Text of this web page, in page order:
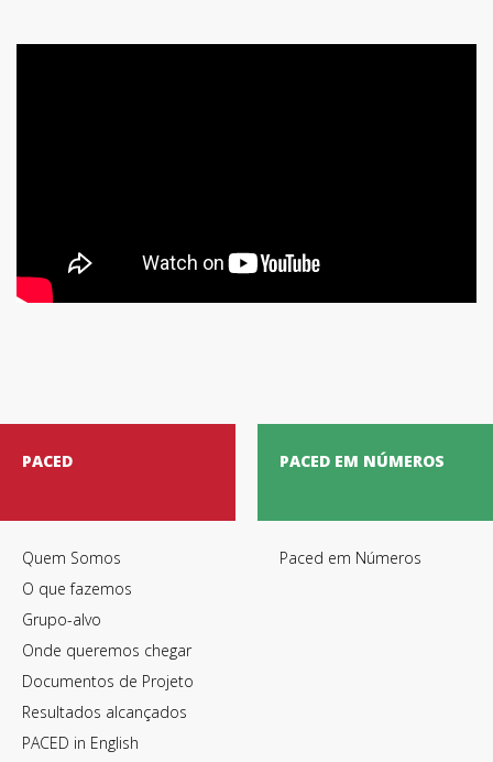
PACED
Quem Somos
O que fazemos
Grupo-alvo
Onde queremos chegar
Documentos de Projeto
Resultados alcançados
PACED in English
PACED EM NÚMEROS
Paced em Números